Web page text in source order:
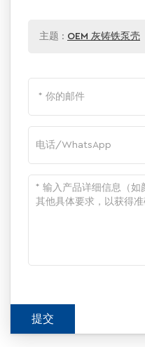
主题 : OEM 灰铸铁泵壳